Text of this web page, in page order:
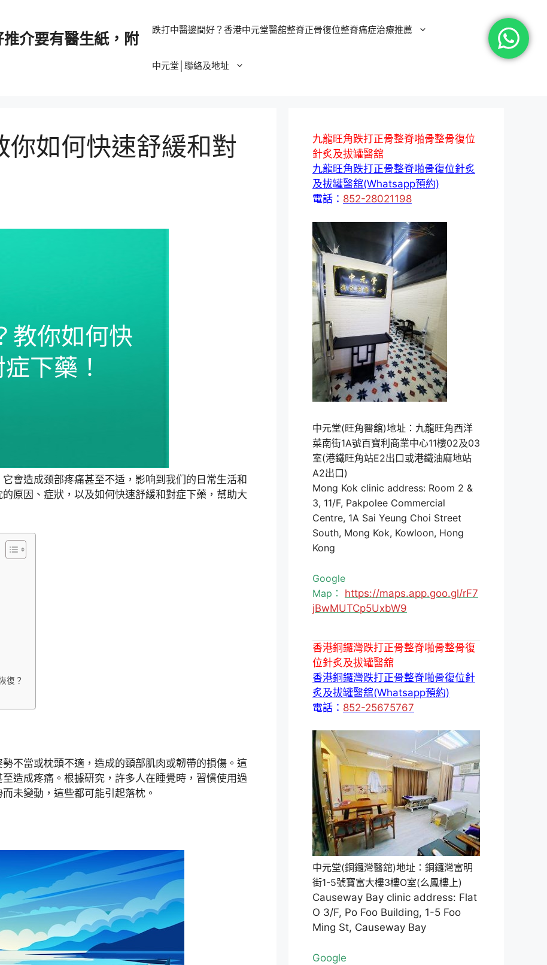
介要有醫生紙，附
跌打中醫邊間好？香港中元堂醫舘整脊正骨復位整脊痛症治療推薦
中元堂│聯絡及地址
你如何快速舒緩和對
會造成颈部疼痛甚至不适，影响到我们的日常生活和
原因、症狀，以及如何快速舒緩和對症下藥，幫助大
復？
不當或枕頭不適，造成的頸部肌肉或韌帶的損傷。這
造成疼痛。根據研究，許多人在睡覺時，習慣使用過
未變動，這些都可能引起落枕。
九龍旺角跌打正骨整脊啪骨整骨復位
針炙及拔罐醫舘
九龍旺角跌打正骨整脊啪骨復位針炙
及拔罐醫舘(Whatsapp預約)
電話： 852-28021198
中元堂(旺角醫舘)地址：九龍旺角西洋
菜南街1A號百寶利商業中心11樓02及03
室(港鐵旺角站E2出口或港鐵油麻地站
A2出口)
Mong Kok clinic address: Room 2 &
3, 11/F, Pakpolee Commercial
Centre, 1A Sai Yeung Choi Street
South, Mong Kok, Kowloon, Hong
Kong
Google
Map： https://maps.app.goo.gl/rF7
jBwMUTCp5UxbW9
香港銅鑼灣跌打正骨整脊啪骨整骨復
位針炙及拔罐醫舘
香港銅鑼灣跌打正骨整脊啪骨復位針
炙及拔罐醫舘(Whatsapp預約)
電話： 852-25675767
中元堂(銅鑼灣醫舘)地址：銅鑼灣富明
街1-5號寶富大樓3樓O室(么鳳樓上)
Causeway Bay clinic address: Flat
O 3/F, Po Foo Building, 1-5 Foo
Ming St, Causeway Bay
Google